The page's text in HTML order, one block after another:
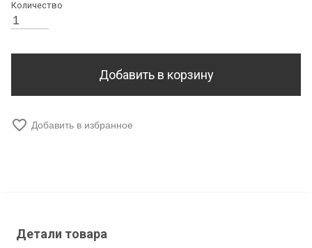
Количество
Добавить в корзину
favorite_border Добавить в избранное
Детали товара